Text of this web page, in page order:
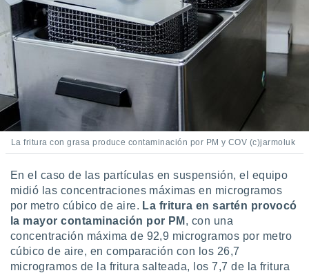
La fritura con grasa produce contaminación por PM y COV (c)jarmoluk
En el caso de las partículas en suspensión, el equipo
midió las concentraciones máximas en microgramos
por metro cúbico de aire. La fritura en sartén provocó
la mayor contaminación por PM , con una
concentración máxima de 92,9 microgramos por metro
cúbico de aire, en comparación con los 26,7
microgramos de la fritura salteada, los 7,7 de la fritura